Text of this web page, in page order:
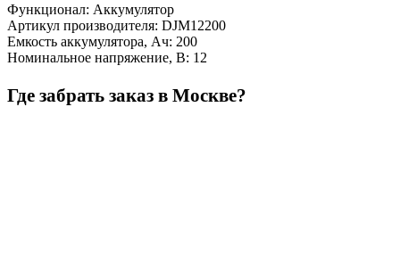
Функционал: Аккумулятор
Артикул производителя: DJM12200
Емкость аккумулятора, Ач: 200
Номинальное напряжение, В: 12
Где забрать заказ в Москве?